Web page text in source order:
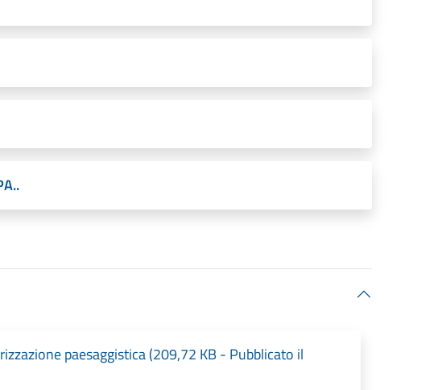
paesaggistica (209,72 KB - Pubblicato il